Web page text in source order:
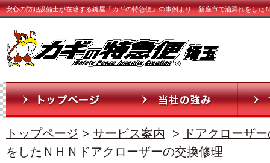
安心の防犯設備士が在籍する鍵屋「カギの特急便」の事例より、新座市で油漏れをした
トップページ > サービス案内 >
ドアクローザ
をしたＮＨＮドアクローザーの交換修理